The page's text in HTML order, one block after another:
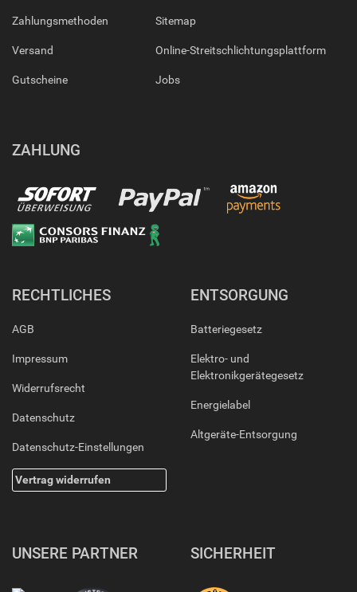
Zahlungsmethoden
Versand
Gutscheine
Sitemap
Online-Streitschlichtungsplattform
Jobs
ZAHLUNG
RECHTLICHES
AGB
Impressum
Widerrufsrecht
Datenschutz
Datenschutz-Einstellungen
Vertrag widerrufen
ENTSORGUNG
Batteriegesetz
Elektro- und
Elektronikgerätegesetz
Energielabel
Altgeräte-Entsorgung
UNSERE PARTNER SICHERHEIT